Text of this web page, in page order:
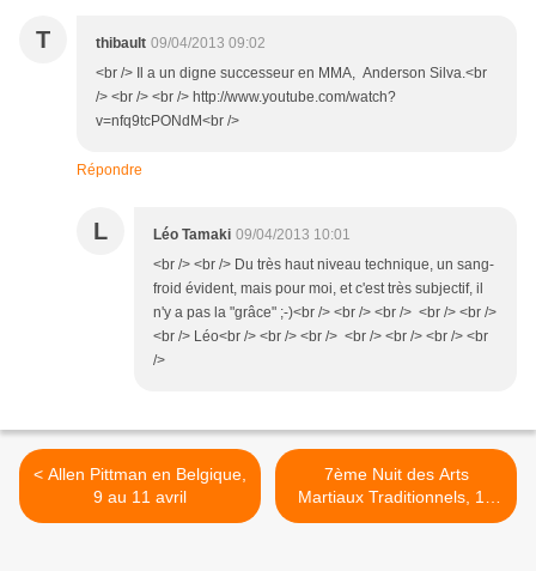
T thibault 09/04/2013 09:02
<br /> Il a un digne successeur en MMA, Anderson Silva.<br
/> <br /> <br /> http://www.youtube.com/watch?
v=nfq9tcPONdM<br />
Répondre
L Léo Tamaki 09/04/2013 10:01
<br /> <br /> Du très haut niveau technique, un sang-
froid évident, mais pour moi, et c'est très subjectif, il
n'y a pas la "grâce" ;-)<br /> <br /> <br /> <br /> <br />
<br /> Léo<br /> <br /> <br /> <br /> <br /> <br /> <br
/>
< Allen Pittman en Belgique,
9 au 11 avril
7ème Nuit des Arts
Martiaux Traditionnels, 18
mai à Paris >